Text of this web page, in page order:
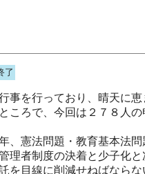
了
を行っており、晴天に
ころで、今回は２７８人
、憲法問題・教育基本法
理者制度の決着と少子化
を目線に削減せねばなら